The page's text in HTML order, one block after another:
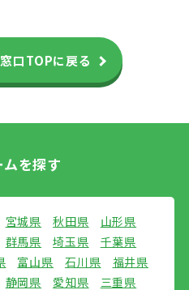
口TOPに戻る
を探す
宮城県 秋田県
山形県
群馬県 埼玉県
千葉県
富山県 石川県
福井県
静岡県 愛知県
三重県